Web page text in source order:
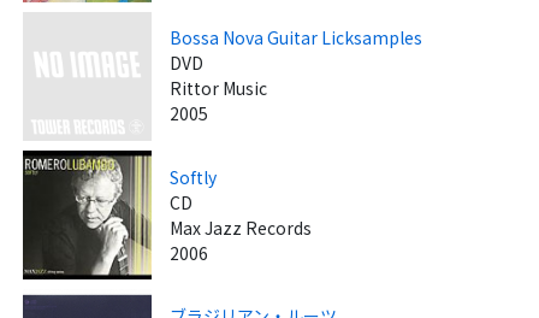
Bossa Nova Guitar Licksamples
DVD
Rittor Music
2005
Softly
CD
Max Jazz Records
2006